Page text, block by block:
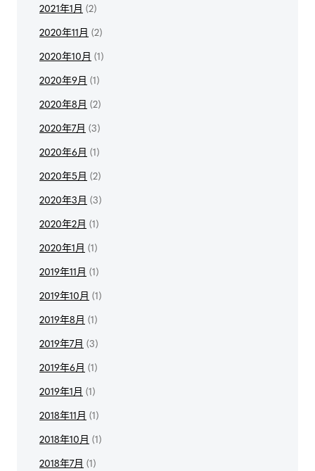
2021年1月 (2)
2020年11月 (2)
2020年10月 (1)
2020年9月 (1)
2020年8月 (2)
2020年7月 (3)
2020年6月 (1)
2020年5月 (2)
2020年3月 (3)
2020年2月 (1)
2020年1月 (1)
2019年11月 (1)
2019年10月 (1)
2019年8月 (1)
2019年7月 (3)
2019年6月 (1)
2019年1月 (1)
2018年11月 (1)
2018年10月 (1)
2018年7月 (1)